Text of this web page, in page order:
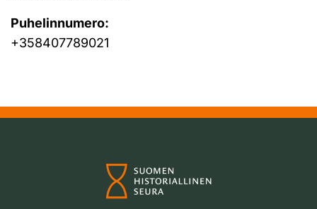
Puhelinnumero:
+358407789021